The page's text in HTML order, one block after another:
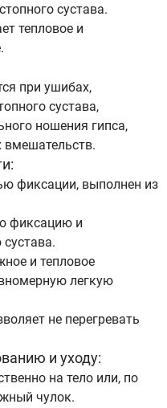
сустава.
тепловое и
при ушибах,
сустава,
ношения гипса,
вмешательств.
фиксации, выполнен из
фиксацию и
и тепловое
легкую
не перегревать
и уходу:
на тело или, по
чулок.